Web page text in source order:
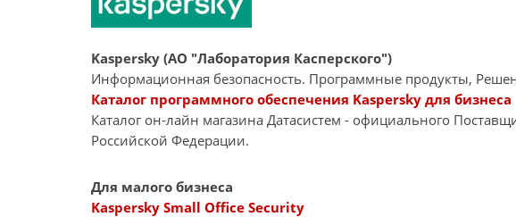
Kaspersky (АО "Лаборатория Касперского")
Информационная безопасность. Программные продукты,
Каталог программного обеспечения Kaspersky для бизнеса
Каталог он-лайн магазина Датасиcтем - официального
Российской Федерации.
Для малого бизнеса
Kaspersky Small Office Security